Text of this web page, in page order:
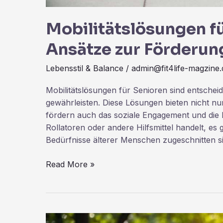
Mobilitätslösungen
Ansätze zur
Lebensstil & Balance / admin@fit4life-
Mobilitätslösungen für Senioren sind
gewährleisten. Diese Lösungen bieten nicht
fördern auch das soziale Engagement und
Rollatoren oder andere Hilfsmittel handelt, es
Bedürfnisse älterer Menschen zugeschnitten
Read More »
Familienzeit